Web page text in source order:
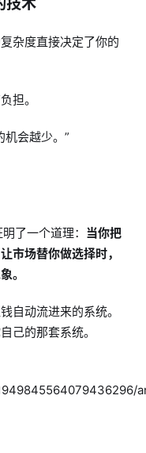
杂度直接决定了你的
担。
机会越少。”
了一个道理： 当你把
市场替你做选择时，
。
自动流进来的系统。
己的那套系统。